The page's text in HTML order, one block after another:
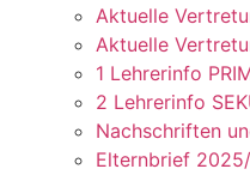
Aktuelle
Aktuelle
1 Lehrerinfo
2 Lehrerinfo
Nachschriften
Elternbrief